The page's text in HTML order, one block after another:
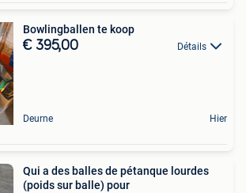
Bowlingballen te koop
€ 395,00 Détails
Deurne Hier
Qui a des balles de pétanque lourdes
(poids sur balle) pour